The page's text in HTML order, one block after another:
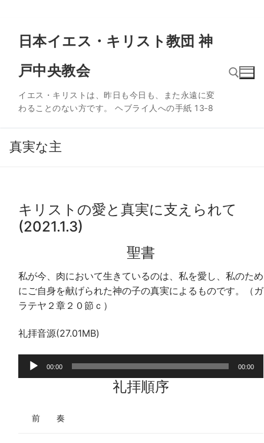
日本イエス・キリスト教団 神
戸中央教会
イエス・キリストは、昨日も今日も、また永遠に変
わることのない方です。 ヘブライ人への手紙 13‐8
真実な主
キリストの愛と真実に支えられて
(2021.1.3)
聖書
私が今、肉において生きているのは、私を愛し、私のため
にご自身を献げられた神の子の真実によるものです。（ガ
ラテヤ２章２０節ｃ）
礼拝音源(27.01MB)
声
00:00 00:00
礼拝順序
前 奏